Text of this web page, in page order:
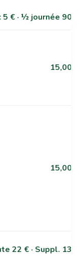
€ · ½ journée 90 €
15,00 €
15,00 €
22 € · Suppl. 13 €